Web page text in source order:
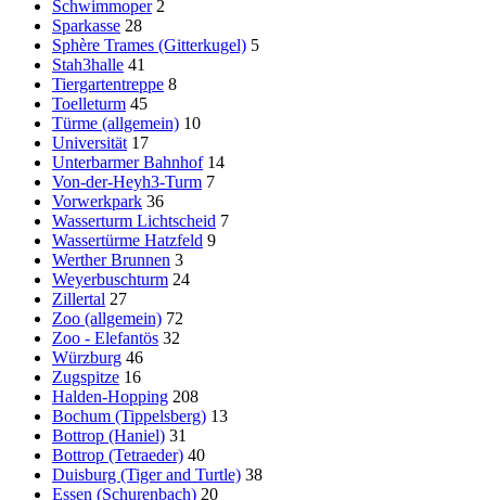
Schwimmoper 2
Sparkasse 28
Sphère Trames (Gitterkugel) 5
Stah3halle 41
Tiergartentreppe 8
Toelleturm 45
Türme (allgemein) 10
Universität 17
Unterbarmer Bahnhof 14
Von-der-Heyh3-Turm 7
Vorwerkpark 36
Wasserturm Lichtscheid 7
Wassertürme Hatzfeld 9
Werther Brunnen 3
Weyerbuschturm 24
Zillertal 27
Zoo (allgemein) 72
Zoo - Elefantös 32
Würzburg 46
Zugspitze 16
Halden-Hopping 208
Bochum (Tippelsberg) 13
Bottrop (Haniel) 31
Bottrop (Tetraeder) 40
Duisburg (Tiger and Turtle) 38
Essen (Schurenbach) 20